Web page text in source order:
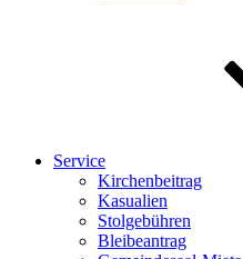
Service
Kirchenbeitrag
Kasualien
Stolgebühren
Bleibeantrag